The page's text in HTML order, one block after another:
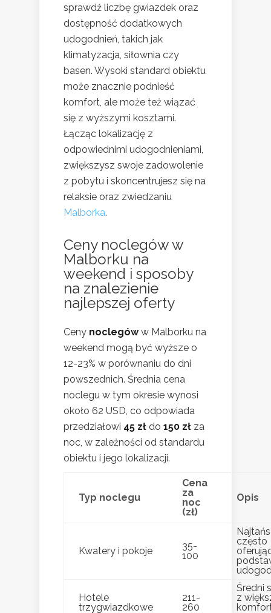
sprawdź liczbę gwiazdek oraz
dostępność dodatkowych
udogodnień, takich jak
klimatyzacja, siłownia czy
basen. Wysoki standard obiektu
może znacznie podnieść
komfort, ale może też wiązać
się z wyższymi kosztami.
Łącząc lokalizację z
odpowiednimi udogodnieniami,
zwiększysz swoje zadowolenie
z pobytu i skoncentrujesz się na
relaksie oraz zwiedzaniu
Malborka.
Ceny noclegów w
Malborku na
weekend i sposoby
na znalezienie
najlepszej oferty
Ceny noclegóww Malborku na
weekend mogą być wyższe o
12-23% w porównaniu do dni
powszednich. Średnia cena
noclegu w tym okresie wynosi
około 62 USD, co odpowiada
przedziałowi 45 zł do 150 zł za
noc, w zależności od standardu
obiektu i jego lokalizacji.
Typ noclegu
Cena
za
noc
(zł)
Opis
Kwatery i pokoje
35-
100
często
Hotele
trzygwiazdkowe
211-
260
Średni
z